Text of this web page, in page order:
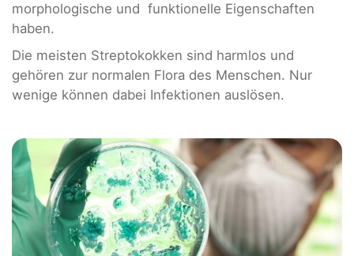
morphologische und funktionelle Eigenschaften
haben.
Die meisten Streptokokken sind harmlos und
gehören zur normalen Flora des Menschen. Nur
wenige können dabei Infektionen auslösen.